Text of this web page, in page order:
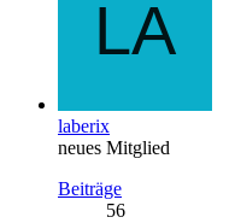
laberix
neues Mitglied
Beiträge
56